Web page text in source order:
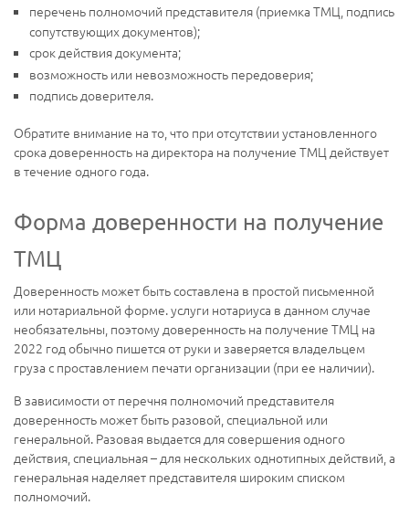
перечень полномочий представителя (приемка ТМЦ, подпись
сопутствующих документов);
срок действия документа;
возможность или невозможность передоверия;
подпись доверителя.
Обратите внимание на то, что при отсутствии установленного
срока доверенность на директора на получение ТМЦ действует
в течение одного года.
Форма доверенности на получение
ТМЦ
Доверенность может быть составлена в простой письменной
или нотариальной форме. услуги нотариуса в данном случае
необязательны, поэтому доверенность на получение ТМЦ на
2022 год обычно пишется от руки и заверяется владельцем
груза с проставлением печати организации (при ее наличии).
В зависимости от перечня полномочий представителя
доверенность может быть разовой, специальной или
генеральной. Разовая выдается для совершения одного
действия, специальная – для нескольких однотипных действий, а
генеральная наделяет представителя широким списком
полномочий.